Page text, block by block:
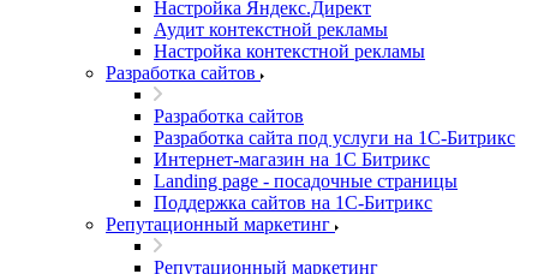
Настройка Яндекс.Директ
Аудит контекстной рекламы
Настройка контекстной рекламы
Разработка сайтов
Разработка сайтов
Разработка сайта под услуги на 1С-Битрикс
Интернет-магазин на 1С Битрикс
Landing page - посадочные страницы
Поддержка сайтов на 1С-Битрикс
Репутационный маркетинг
Репутационный маркетинг